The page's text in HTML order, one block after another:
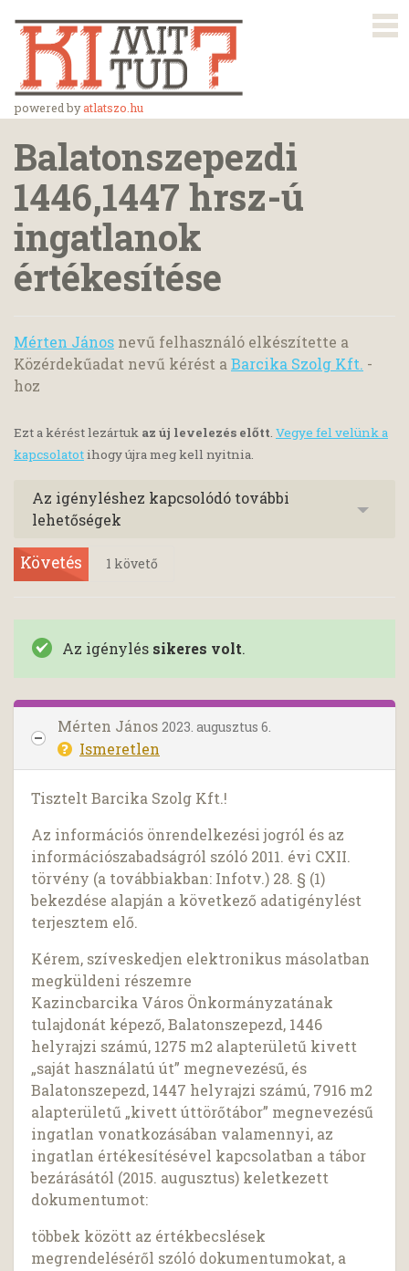
powered byatlatszo.hu
Balatonszepezdi
1446,1447 hrsz-ú
ingatlanok
értékesítése
Mérten János nevű felhasználó elkészítette a
Közérdekűadat nevű kérést a Barcika Szolg Kft. -
hoz
Ezt a kérést lezártuk az új levelezés előtt. Vegye fel velünk a
kapcsolatotihogy újra meg kell nyitnia.
Az igényléshez kapcsolódó további
lehetőségek
Követés 1 követő
Az igénylés sikeres volt.
Mérten János 2023. augusztus 6.
Ismeretlen
Tisztelt Barcika Szolg Kft.!
Az információs önrendelkezési jogról és az
információszabadságról szóló 2011. évi CXII.
törvény (a továbbiakban: Infotv.) 28. § (1)
bekezdése alapján a következő adatigénylést
terjesztem elő.
Kérem, szíveskedjen elektronikus másolatban
megküldeni részemre
Kazincbarcika Város Önkormányzatának
tulajdonát képező, Balatonszepezd, 1446
helyrajzi számú, 1275 m2 alapterületű kivett
„saját használatú út” megnevezésű, és
Balatonszepezd, 1447 helyrajzi számú, 7916 m2
alapterületű „kivett úttörőtábor” megnevezésű
ingatlan vonatkozásában valamennyi, az
ingatlan értékesítésével kapcsolatban a tábor
bezárásától (2015. augusztus) keletkezett
dokumentumot:
többek között az értékbecslések
megrendeléséről szóló dokumentumokat, a